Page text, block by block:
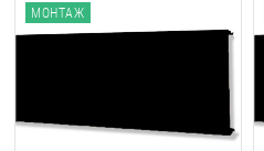
МОНТАЖ